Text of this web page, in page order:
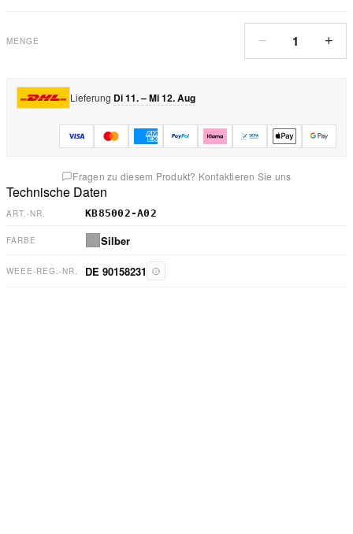
MENGE − 1 +
Lieferung Di 11. – Mi 12. Aug
Fragen zu diesem Produkt? Kontaktieren Sie uns
Technische Daten
ART.-NR. KB85002-A02
FARBE Silber
WEEE-REG.-NR. DE 90158231